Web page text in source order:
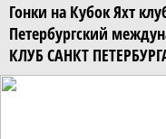
Гонки на Кубок Яхт
Петербургский
КЛУБ САНКТ